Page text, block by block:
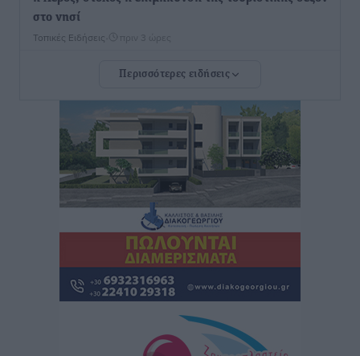
στο νησί
Τοπικές Ειδήσεις πριν 3 ώρες
Α.Σ. Ρόδος: Πρώτη… στην νέα σελίδα των «ελαφιών»
(φωτορεπορτάζ)
πριν 3 ώρες
Στίβος: Οι βαθμολογίες των συλλόγων της
Δωδεκανήσου
πριν 3 ώρες
Νέες ταυτότητες: Ποιοι πρέπει να τις αλλάξουν άμεσα
και ποιοι όχι
• πριν 3 ώρες
Στον Ιπποκράτη η Μαρία Βλάχου
Περισσότερες ειδήσεις